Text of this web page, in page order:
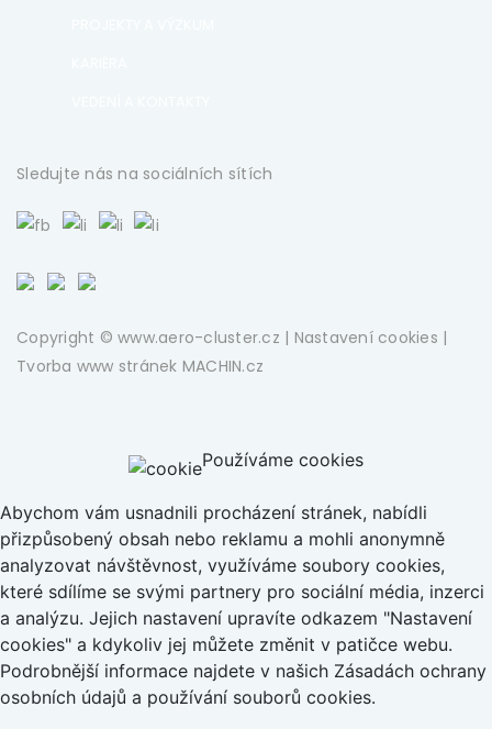
Sledujte nás na sociálních sítích
Copyright © www.aero-cluster.cz | Nastavení cookies |
Tvorba www stránek MACHIN.cz
Používáme cookies
Abychom vám usnadnili procházení stránek, nabídli
přizpůsobený obsah nebo reklamu a mohli anonymně
analyzovat návštěvnost, využíváme soubory cookies,
které sdílíme se svými partnery pro sociální média, inzerci
a analýzu. Jejich nastavení upravíte odkazem "Nastavení
cookies" a kdykoliv jej můžete změnit v patičce webu.
Podrobnější informace najdete v našich Zásadách ochrany
osobních údajů a používání souborů cookies.